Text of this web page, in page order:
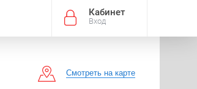
Кабинет
Вход
Смотреть на карте